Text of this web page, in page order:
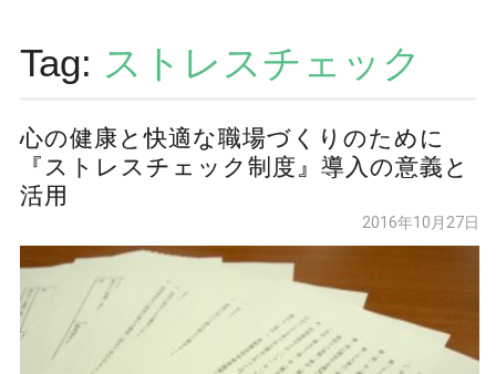
Tag: ストレスチェック
心の健康と快適な職場づくりのために
『ストレスチェック制度』導入の意義と
活用
2016年10月27日